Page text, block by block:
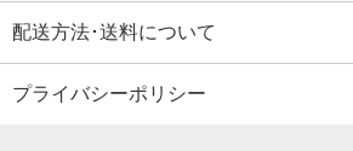
配送方法･送料について
プライバシーポリシー